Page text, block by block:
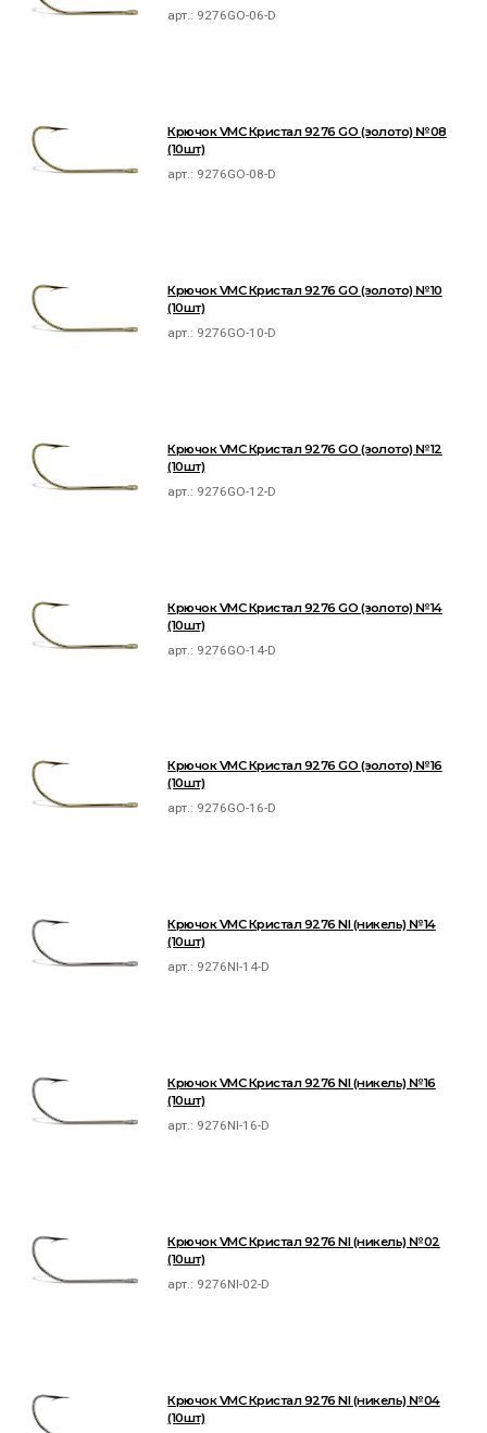
арт.: 9276GO-06-D
Крючок VMC Кристал 9276 GO (золото) №08
(10шт)
арт.: 9276GO-08-D
Крючок VMC Кристал 9276 GO (золото) №10
(10шт)
арт.: 9276GO-10-D
Крючок VMC Кристал 9276 GO (золото) №12
(10шт)
арт.: 9276GO-12-D
Крючок VMC Кристал 9276 GO (золото) №14
(10шт)
арт.: 9276GO-14-D
Крючок VMC Кристал 9276 GO (золото) №16
(10шт)
арт.: 9276GO-16-D
Крючок VMC Кристал 9276 NI (никель) №14
(10шт)
арт.: 9276NI-14-D
Крючок VMC Кристал 9276 NI (никель) №16
(10шт)
арт.: 9276NI-16-D
Крючок VMC Кристал 9276 NI (никель) №02
(10шт)
арт.: 9276NI-02-D
Крючок VMC Кристал 9276 NI (никель) №04
(10шт)